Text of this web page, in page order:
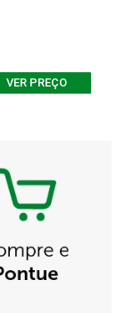
VER PREÇO